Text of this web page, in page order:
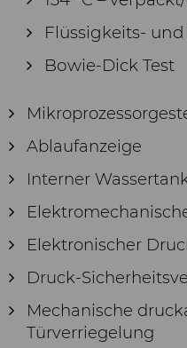
Flüssigkeits-
Bowie-Dick Test
Ablaufanzeige
Interner
Elektronischer
Druck-
Mechanische
Türverriegelung